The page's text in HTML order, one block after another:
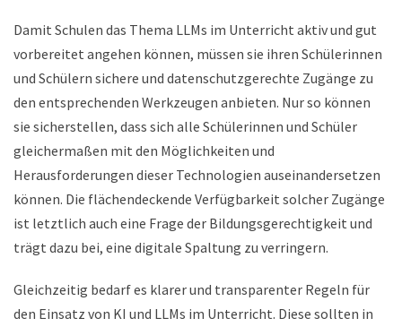
Damit Schulen das Thema LLMs im Unterricht aktiv und gut
vorbereitet angehen können, müssen sie ihren Schülerinnen
und Schülern sichere und datenschutzgerechte Zugänge zu
den entsprechenden Werkzeugen anbieten. Nur so können
sie sicherstellen, dass sich alle Schülerinnen und Schüler
gleichermaßen mit den Möglichkeiten und
Herausforderungen dieser Technologien auseinandersetzen
können. Die flächendeckende Verfügbarkeit solcher Zugänge
ist letztlich auch eine Frage der Bildungsgerechtigkeit und
trägt dazu bei, eine digitale Spaltung zu verringern.
Gleichzeitig bedarf es klarer und transparenter Regeln für
den Einsatz von KI und LLMs im Unterricht. Diese sollten in